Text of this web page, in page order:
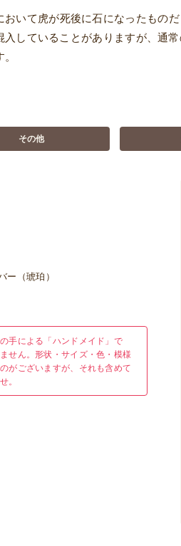
いて虎が死後に石になったもの
していることがありますが、通
その他
（琥珀）
手による「ハンドメイド」で
せん。形状・サイズ・色・模様
がございますが、それも含めて
。